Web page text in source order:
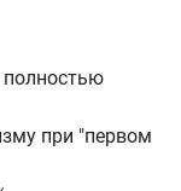
полностью
при "первом